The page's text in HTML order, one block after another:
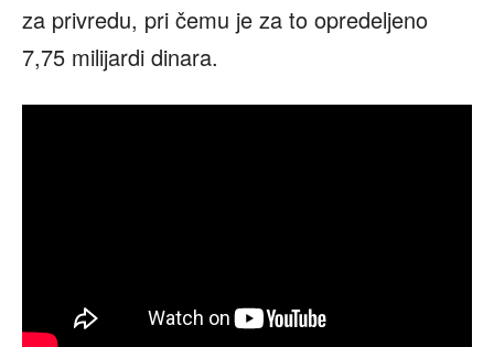
za privredu, pri čemu je za to opredeljeno
7,75 milijardi dinara.